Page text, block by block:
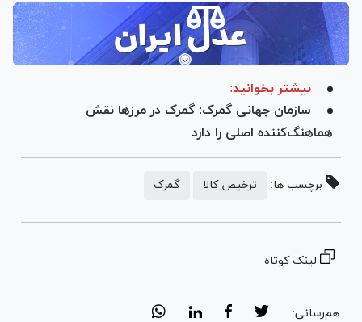
بیشتر بخوانید:
سازمان جهانی گمرک: گمرک در مرز‌ها نقش
هماهنگ‌کننده اصلی را دارد
برچسب ها: ترخیص کالا گمرک
لینک کوتاه
هم‌رسانی: